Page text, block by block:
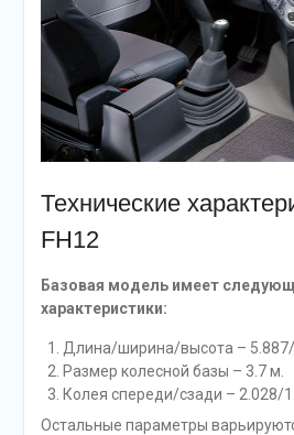
Технические
FH12
Базовая модель имеет
характеристики:
Длина/ширина/высота – 5.887/
Размер колесной базы – 3.7 м.
Колея спереди/сзади – 2.028/
Остальные параметры